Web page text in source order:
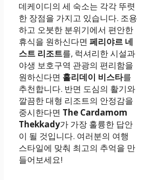
데케이디의 세 숙소는 각각 뚜렷
한 장점을 가지고 있습니다. 조용
하고 오붓한 분위기에서 편안한
휴식을 원하신다면 페리야르 네
스트 리조트를, 럭셔리한 시설과
야생 보호구역 관광의 편리함을
원하신다면 홀리데이 비스타를
추천합니다. 반면 도심의 활기와
깔끔한 대형 리조트의 안정감을
중시한다면 The Cardamom
Thekkady가 가장 훌륭한 답안
이 될 것입니다. 여러분의 여행
스타일에 맞춰 최고의 추억을 만
들어보세요!